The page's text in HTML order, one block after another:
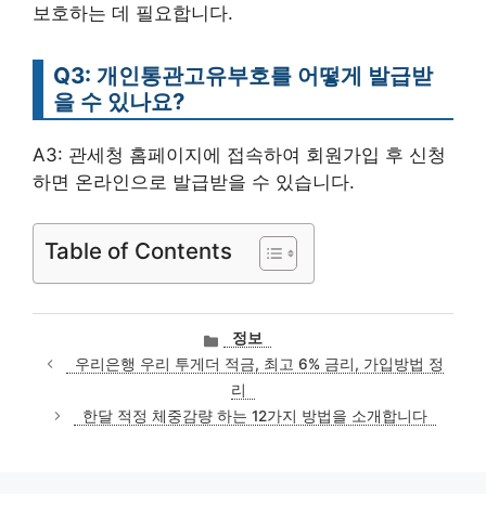
보호하는 데 필요합니다.
Q3: 개인통관고유부호를 어떻게 발급받
을 수 있나요?
A3: 관세청 홈페이지에 접속하여 회원가입 후 신청
하면 온라인으로 발급받을 수 있습니다.
Table of Contents
카
테
고
리
정보
우리은행 우리 투게더 적금, 최고 6% 금리, 가입방법 정
리
한달 적정 체중감량 하는 12가지 방법을 소개합니다